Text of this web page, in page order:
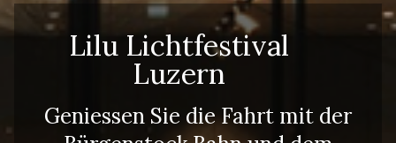
Lilu Lichtfestival
Luzern
Geniessen Sie die Fahrt mit der